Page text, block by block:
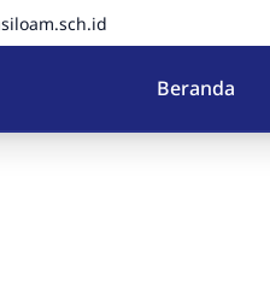
Beranda